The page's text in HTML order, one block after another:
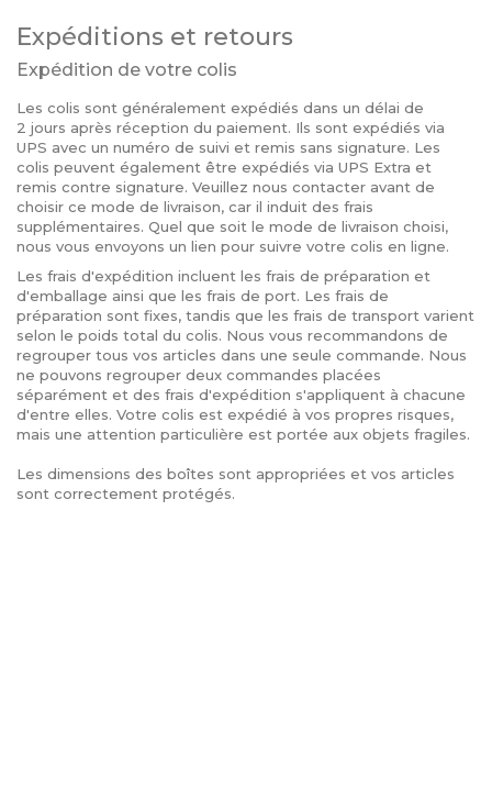
Expéditions et retours
Expédition de votre colis
Les colis sont généralement expédiés dans un délai de
2 jours après réception du paiement. Ils sont expédiés via
UPS avec un numéro de suivi et remis sans signature. Les
colis peuvent également être expédiés via UPS Extra et
remis contre signature. Veuillez nous contacter avant de
choisir ce mode de livraison, car il induit des frais
supplémentaires. Quel que soit le mode de livraison choisi,
nous vous envoyons un lien pour suivre votre colis en ligne.
Les frais d'expédition incluent les frais de préparation et
d'emballage ainsi que les frais de port. Les frais de
préparation sont fixes, tandis que les frais de transport varient
selon le poids total du colis. Nous vous recommandons de
regrouper tous vos articles dans une seule commande. Nous
ne pouvons regrouper deux commandes placées
séparément et des frais d'expédition s'appliquent à chacune
d'entre elles. Votre colis est expédié à vos propres risques,
mais une attention particulière est portée aux objets fragiles.
Les dimensions des boîtes sont appropriées et vos articles
sont correctement protégés.